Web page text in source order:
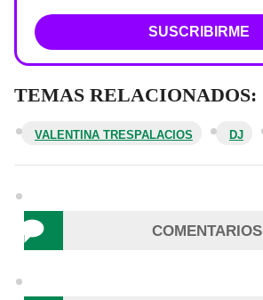
SUSCRIBIRME
TEMAS RELACIONADOS:
VALENTINA TRESPALACIOS DJ
COMENTARIOS